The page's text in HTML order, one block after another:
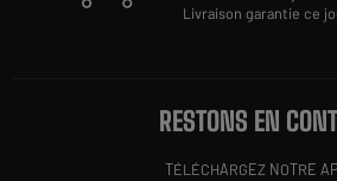
Livraison garantie ce
RESTONS EN
TÉLÉCHARGEZ NOTRE